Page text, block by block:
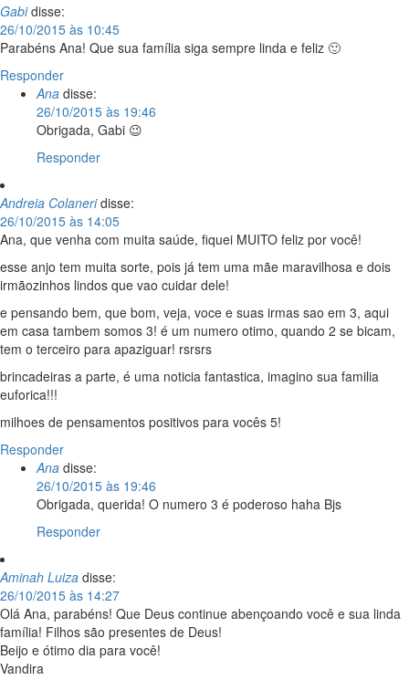
Gabi disse:
26/10/2015 às 10:45
Parabéns Ana! Que sua família siga sempre linda e feliz 🙂
Responder
Ana disse:
26/10/2015 às 19:46
Obrigada, Gabi 😉
Responder
Andreia Colaneri disse:
26/10/2015 às 14:05
Ana, que venha com muita saúde, fiquei MUITO feliz por você!
esse anjo tem muita sorte, pois já tem uma mãe maravilhosa e dois
irmãozinhos lindos que vao cuidar dele!
e pensando bem, que bom, veja, voce e suas irmas sao em 3, aqui
em casa tambem somos 3! é um numero otimo, quando 2 se bicam,
tem o terceiro para apaziguar! rsrsrs
brincadeiras a parte, é uma noticia fantastica, imagino sua familia
euforica!!!
milhoes de pensamentos positivos para vocês 5!
Responder
Ana disse:
26/10/2015 às 19:46
Obrigada, querida! O numero 3 é poderoso haha Bjs
Responder
Aminah Luiza disse:
26/10/2015 às 14:27
Olá Ana, parabéns! Que Deus continue abençoando você e sua linda
família! Filhos são presentes de Deus!
Beijo e ótimo dia para você!
Vandira